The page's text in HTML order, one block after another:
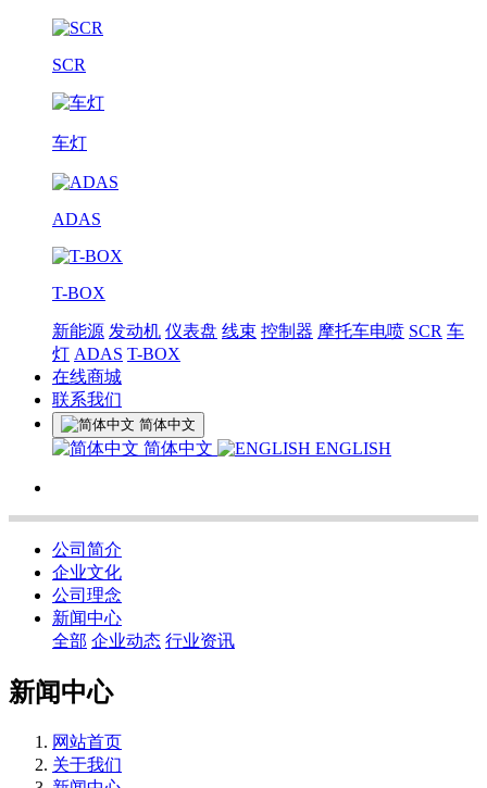
SCR
车灯
ADAS
T-BOX
新能源 发动机 仪表盘 线束 控制器 摩托车电喷 SCR 车
灯 ADAS T-BOX
在线商城
联系我们
简体中文
简体中文 ENGLISH
公司简介
企业文化
公司理念
新闻中心
全部 企业动态 行业资讯
新闻中心
网站首页
关于我们